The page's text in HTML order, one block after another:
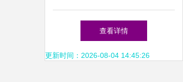
光伏电力设计新思路
查看详情
更新时间：2026-08-04 14:45:26